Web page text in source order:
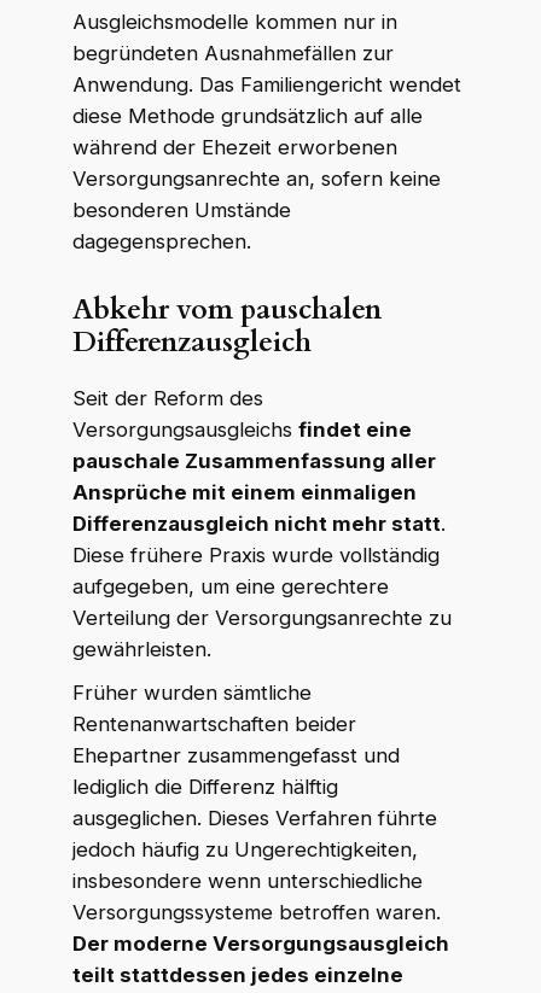
Ausgleichsmodelle kommen nur in
begründeten Ausnahmefällen zur
Anwendung. Das Familiengericht wendet
diese Methode grundsätzlich auf alle
während der Ehezeit erworbenen
Versorgungsanrechte an, sofern keine
besonderen Umstände
dagegensprechen.
Abkehr vom pauschalen
Differenzausgleich
Seit der Reform des
Versorgungsausgleichs findet eine
pauschale Zusammenfassung aller
Ansprüche mit einem einmaligen
Differenzausgleich nicht mehr statt.
Diese frühere Praxis wurde vollständig
aufgegeben, um eine gerechtere
Verteilung der Versorgungsanrechte zu
gewährleisten.
Früher wurden sämtliche
Rentenanwartschaften beider
Ehepartner zusammengefasst und
lediglich die Differenz hälftig
ausgeglichen. Dieses Verfahren führte
jedoch häufig zu Ungerechtigkeiten,
insbesondere wenn unterschiedliche
Versorgungssysteme betroffen waren.
Der moderne Versorgungsausgleich
teilt stattdessen jedes einzelne